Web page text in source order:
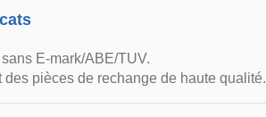
E-mark/ABE/TUV.
des pièces de rechange de haute qualité.